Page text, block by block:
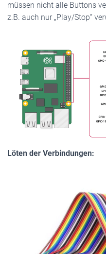
müssen nicht alle Buttons
z.B. auch nur „Play/Stop“
Löten der Verbindungen: